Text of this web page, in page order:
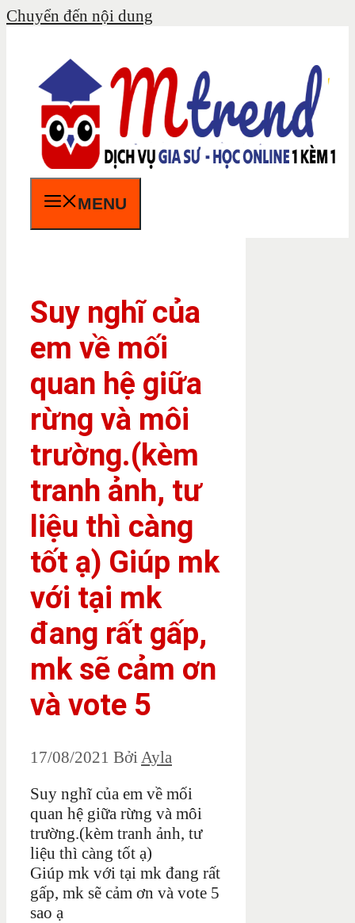
Chuyển đến nội dung
MENU
Suy nghĩ của
em về mối
quan hệ giữa
rừng và môi
trường.(kèm
tranh ảnh, tư
liệu thì càng
tốt ạ) Giúp mk
với tại mk
đang rất gấp,
mk sẽ cảm ơn
và vote 5
17/08/2021 BởiAyla
Suy nghĩ của em về mối
quan hệ giữa rừng và môi
trường.(kèm tranh ảnh, tư
liệu thì càng tốt ạ)
Giúp mk với tại mk đang rất
gấp, mk sẽ cảm ơn và vote 5
sao ạ